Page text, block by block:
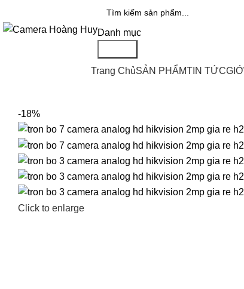
Danh mục
Trang ChủSẢN PHẨMTIN TỨC
-18%
Click to enlarge